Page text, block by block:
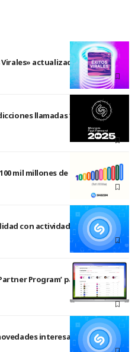
actualizada a diario
llamadas ‘Shazam Fast
mil millones de canciones
con actividades en directo
Program’ para sellos y
interesantes